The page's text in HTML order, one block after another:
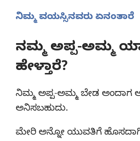
ನಿಮ್ಮ ವಯಸ್ಸಿನವರು ಏನಂತಾರೆ
ನಮ್ಮ ಅಪ್ಪ-ಅಮ್ಮ
ಹೇಳ್ತಾರೆ?
ನಿಮ್ಮ ಅಪ್ಪ-ಅಮ್ಮ ಬೇಡ
ಅನಿಸಬಹುದು.
ಮೇರಿ ಅನ್ನೋ ಯುವತಿಗೆ ಹೊಸದಾಗಿ